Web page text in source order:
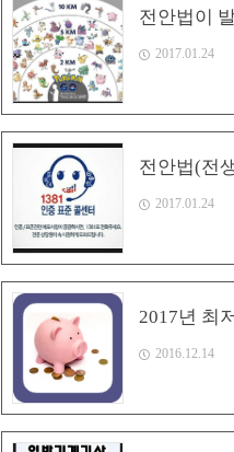
전안법이
2017.01.24
전안법(전
2017.01.24
2017년 최
2016.12.14